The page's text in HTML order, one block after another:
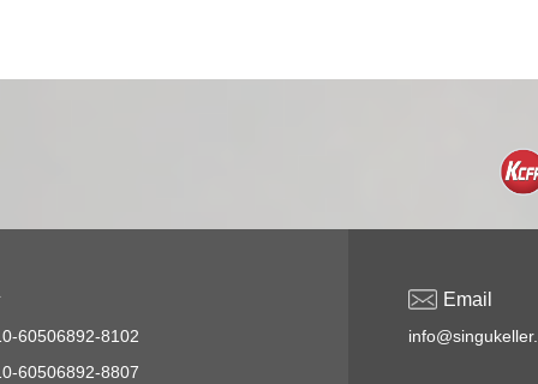
60506892-8102
60506892-8807
Email